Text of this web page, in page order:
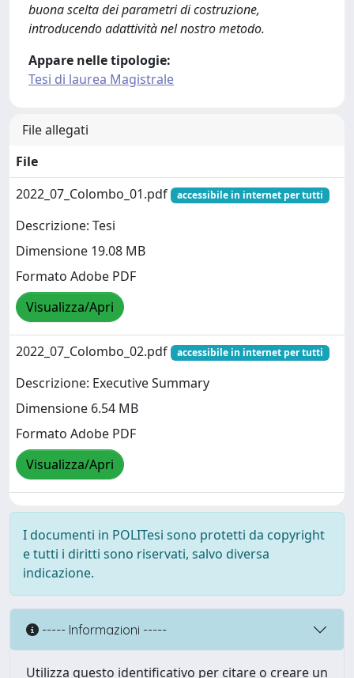
buona scelta dei parametri di costruzione,
introducendo adattività nel nostro metodo.
Appare nelle tipologie:
Tesi di laurea Magistrale
File allegati
File
2022_07_Colombo_01.pdf
accessibile in internet per tutti
Descrizione: Tesi
Dimensione 19.08 MB
Formato Adobe PDF
Visualizza/Apri
2022_07_Colombo_02.pdf accessibile in internet per tutti
Descrizione: Executive Summary
Dimensione 6.54 MB
Formato Adobe PDF
Visualizza/Apri
I documenti in POLITesi sono protetti da copyright
e tutti i diritti sono riservati, salvo diversa
indicazione.
----- Informazioni -----
Utilizza questo identificativo per citare o creare un